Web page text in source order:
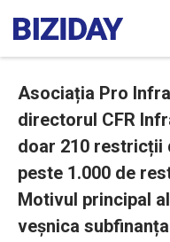
Asociația Pro
directorul CFR
doar 210 restricții
peste 1.000 de
Motivul principal
veșnica